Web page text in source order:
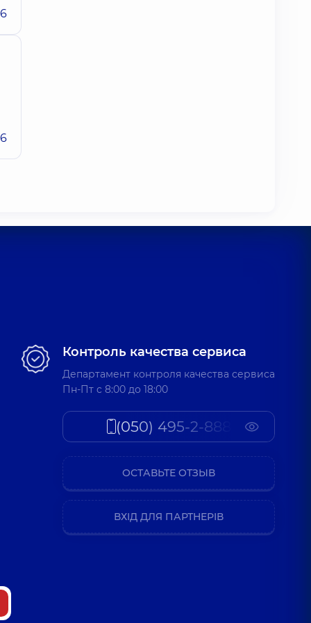
Контроль качества сервиса
Департамент контроля качества сервиса
Пн-Пт c 8:00 до 18:00
(050) 495-2-888
ОСТАВЬТЕ ОТЗЫВ
ВХІД ДЛЯ ПАРТНЕРІВ